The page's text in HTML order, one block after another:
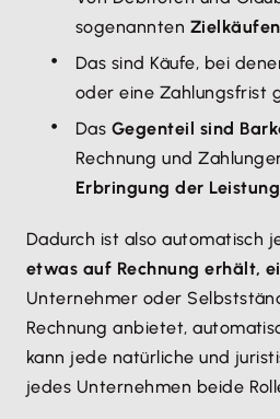
sogenannten Zielkäufen
Das sind Käufe, bei
oder eine Zahlungsfrist
Das Gegenteil sind
Rechnung und
Erbringung der Leistung
Dadurch ist also automatisch
etwas auf Rechnung erhält,
Unternehmer oder
Rechnung anbietet,
kann jede natürliche und
jedes Unternehmen beide